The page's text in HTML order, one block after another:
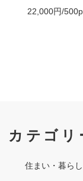
22,000円/
カテゴリ
住まい・暮ら